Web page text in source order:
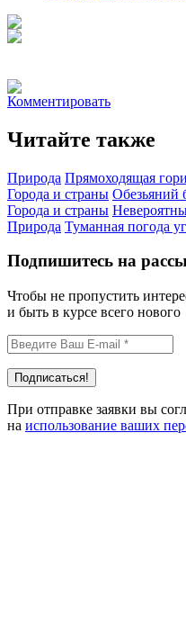
Комментировать
Читайте также
Природа Прямоходящая
Города и страны Обезьяний
Города и страны
Природа Туманная погода
Подпишитесь на
Чтобы не пропустить
и быть в курсе всего нового
При отправке заявки вы
на использование ваших